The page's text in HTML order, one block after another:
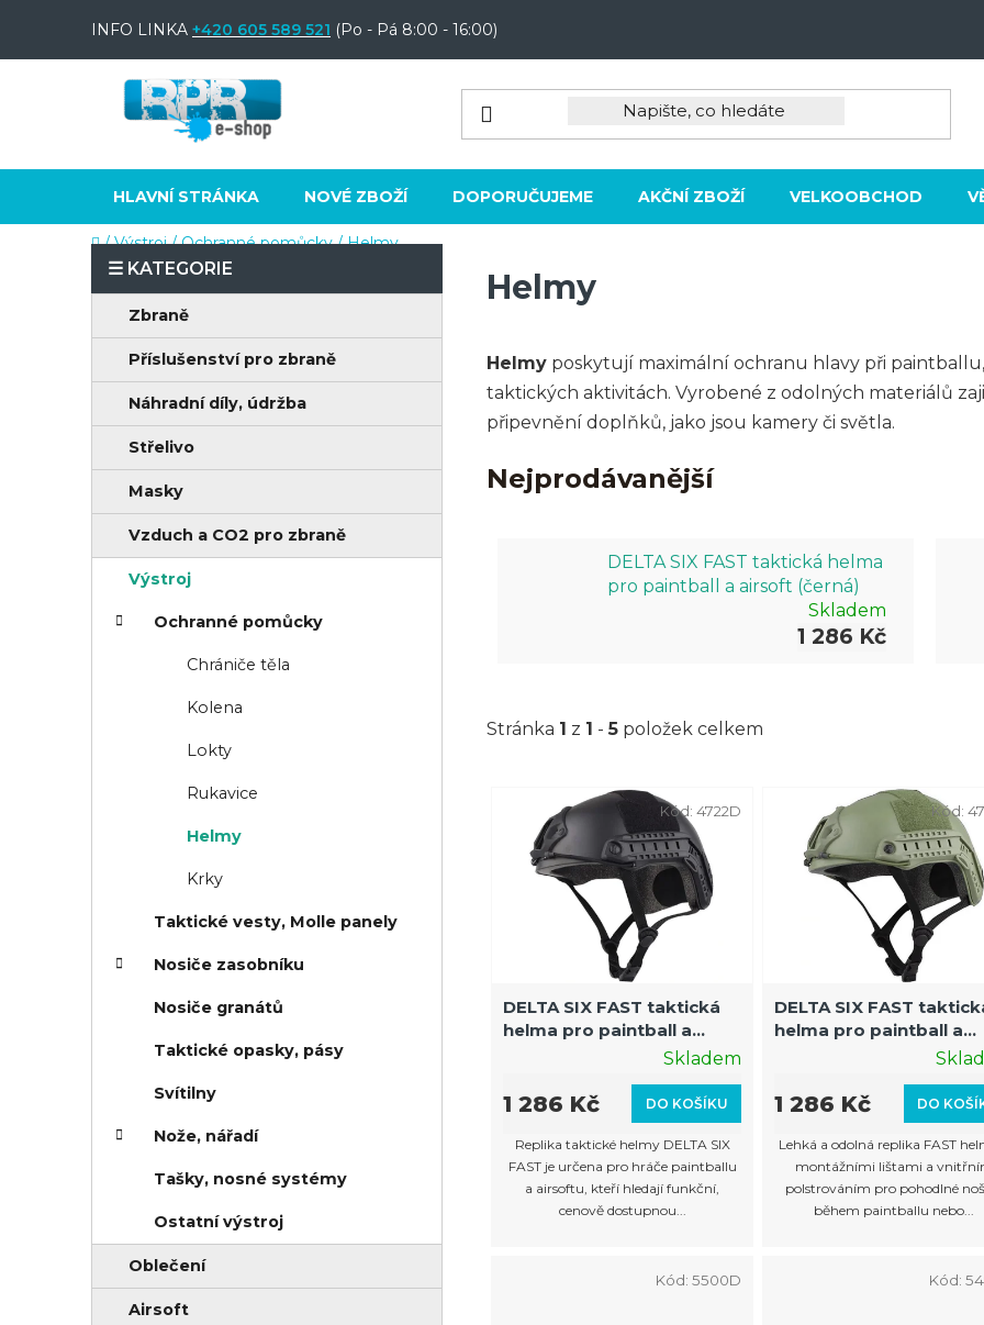
INFO LINKA +420 605 589 521 (Po - Pá 8:00 - 16:00)
HLAVNÍ STRÁNKA NOVÉ ZBOŽÍ DOPORUČUJEME AKČNÍ ZBOŽÍ VELKOOBCHOD
Domů
/ Výstroj / Ochranné pomůcky / Helmy
P
o
a
n
p
Přeskočit
kategorie
a
g
r
i
Zbraně
Příslušenství pro zbraně
Náhradní díly, údržba
Střelivo
Masky
Vzduch a CO2 pro zbraně
Výstroj
Ochranné pomůcky
Chrániče těla
Kolena
Lokty
Rukavice
Helmy
Krky
Taktické vesty, Molle panely
Nosiče zasobníku
Nosiče granátů
Taktické opasky, pásy
Svítilny
Nože, nářadí
Tašky, nosné systémy
Ostatní výstroj
Oblečení
Airsoft
Helmy
Helmy poskytují maximální ochranu hlavy při
taktických aktivitách. Vyrobené z odolných materiálů
připevnění doplňků, jako jsou kamery či světla.
Nejprodávanější
DELTA SIX FAST taktická helma
pro paintball a airsoft (černá)
Skladem
1 286 Kč
Stránka 1 z 1 -5 položek celkem
u
DELTA SIX FAST taktická
helma pro paintball a
Skladem
DO KOŠÍKU
1 286 Kč
Replika taktické helmy DELTA SIX
FAST je určena pro hráče paintballu
a airsoftu, kteří hledají funkční,
cenově dostupnou...
Kód:4722D
DELTA SIX FAST
helma pro paintball a
DO
1 286 Kč
Lehká a odolná replika FAST
montážními lištami a
polstrováním pro pohodlné
během paintballu nebo...
Kód:
Kód:5500D Kód: